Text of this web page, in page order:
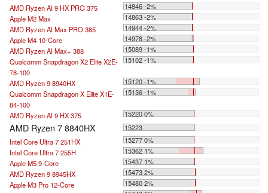
AMD Ryzen AI 9 HX PRO 375
14846 -2%
Apple M2 Max
14863 -2%
AMD Ryzen AI Max PRO 385
14944 -2%
Apple M4 10-Core
14978 -2%
AMD Ryzen AI Max+ 388
15089 -1%
Qualcomm Snapdragon X2 Elite X2E-
78-100
15102 -1%
AMD Ryzen 9 8940HX
15120 -1%
Qualcomm Snapdragon X Elite X1E-
84-100
15136 -1%
AMD Ryzen AI 9 HX 375 15220 0%
AMD Ryzen 7 8840HX
15223
Intel Core Ultra 7 251HX
15277 0%
Intel Core Ultra 7 255H
15362 1%
Apple M5 9-Core
15437 1%
AMD Ryzen 9 8945HX
15473 2%
Apple M3 Pro 12-Core
15480 2%